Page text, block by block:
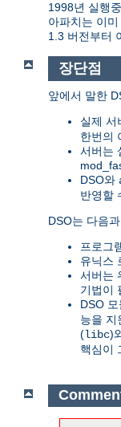
1998년 실행
아파치는 이
1.3 버전부터
장단점
앞에서 말한
실제 서
한번의
서버는
DSO와
반영할
DSO는 다음
프로그
유닉스
서버는
기법이
DSO
능을 지
(libc)
핵심이